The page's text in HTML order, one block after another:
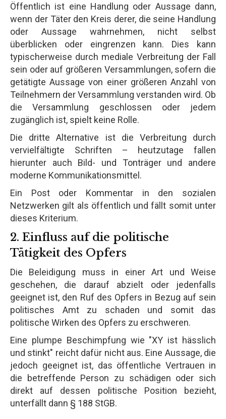
Öffentlich ist eine Handlung oder Aussage dann,
wenn der Täter den Kreis derer, die seine Handlung
oder Aussage wahrnehmen, nicht selbst
überblicken oder eingrenzen kann. Dies kann
typischerweise durch mediale Verbreitung der Fall
sein oder auf größeren Versammlungen, sofern die
getätigte Aussage von einer größeren Anzahl von
Teilnehmern der Versammlung verstanden wird. Ob
die Versammlung geschlossen oder jedem
zugänglich ist, spielt keine Rolle.
Die dritte Alternative ist die Verbreitung durch
vervielfältigte Schriften – heutzutage fallen
hierunter auch Bild- und Tonträger und andere
moderne Kommunikationsmittel.
Ein Post oder Kommentar in den sozialen
Netzwerken gilt als öffentlich und fällt somit unter
dieses Kriterium.
2. Einfluss auf die politische
Tätigkeit des Opfers
Die Beleidigung muss in einer Art und Weise
geschehen, die darauf abzielt oder jedenfalls
geeignet ist, den Ruf des Opfers in Bezug auf sein
politisches Amt zu schaden und somit das
politische Wirken des Opfers zu erschweren.
Eine plumpe Beschimpfung wie "XY ist hässlich
und stinkt" reicht dafür nicht aus. Eine Aussage, die
jedoch geeignet ist, das öffentliche Vertrauen in
die betreffende Person zu schädigen oder sich
direkt auf dessen politische Position bezieht,
unterfällt dann § 188 StGB.